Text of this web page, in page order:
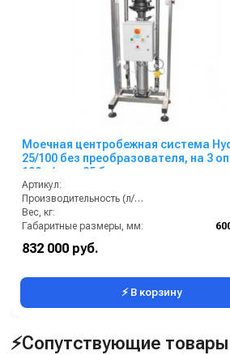
Моечная центробежная система
25/100 без преобразователя, на 3
100 л/мин, 25 бар
Артикул:
Производительность (л/мин):
Вес, кг:
Габаритные размеры, мм:
Напряжение, В:
Сегмент:
832 000 руб.
⚡ В корзину
⚡Сопутствующие товары